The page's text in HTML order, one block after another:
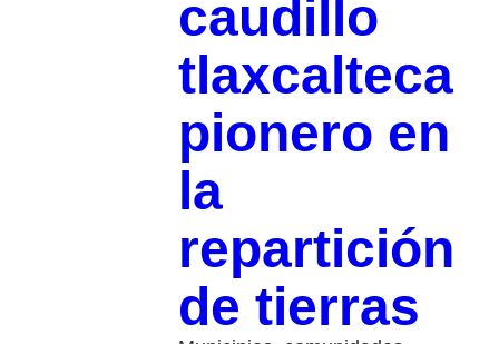
caudillo
tlaxcalteca
pionero en
la
repartición
de tierras